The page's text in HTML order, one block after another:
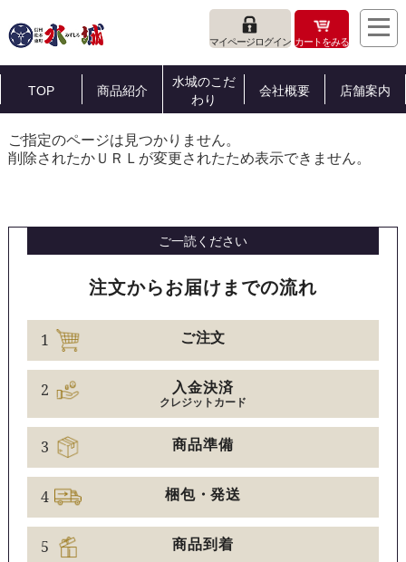
マイページログイン カートをみる
TOP 商品紹介
水城のこだ
わり
会社概要 店舗案内
ご指定のページは見つかりません。
削除されたかＵＲＬが変更されたため表示できません。
ご一読ください
注文からお届けまでの流れ
1 ご注文
2 入金決済
クレジットカード
3 商品準備
4 梱包・発送
5 商品到着